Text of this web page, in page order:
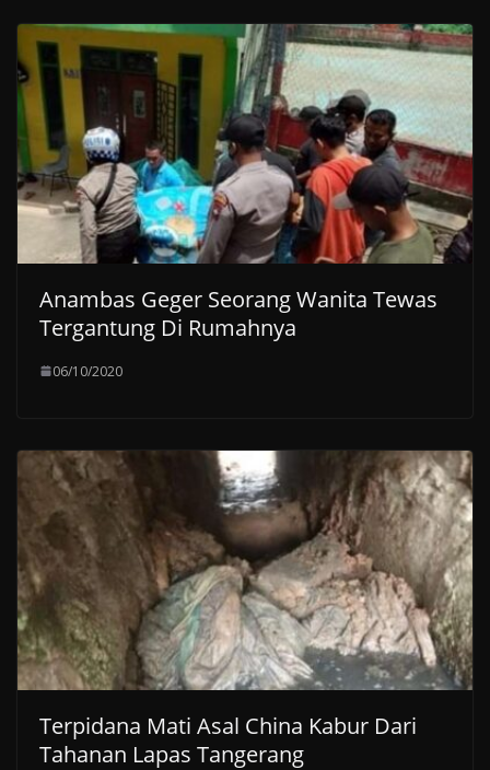
Anambas Geger Seorang Wanita Tewas
Tergantung Di Rumahnya
06/10/2020
Terpidana Mati Asal China Kabur Dari
Tahanan Lapas Tangerang